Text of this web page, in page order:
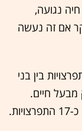
נגועה,
אם זה נעשה
בין בני
חיים.